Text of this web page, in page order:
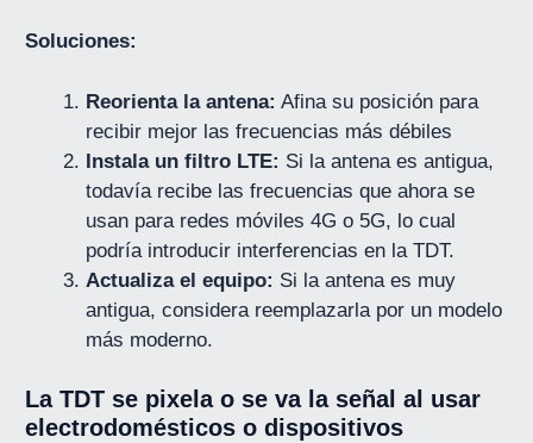
Soluciones:
Reorienta la antena: Afina su posición para
recibir mejor las frecuencias más débiles
Instala un filtro LTE: Si la antena es antigua,
todavía recibe las frecuencias que ahora se
usan para redes móviles 4G o 5G, lo cual
podría introducir interferencias en la TDT.
Actualiza el equipo: Si la antena es muy
antigua, considera reemplazarla por un modelo
más moderno.
La TDT se pixela o se va la señal al usar
electrodomésticos o dispositivos